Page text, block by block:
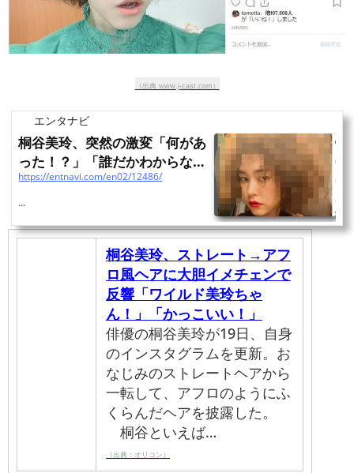
（出典 www.j-cast.com）
エンタナビ
桐谷美玲、突然の激変「何があ
った！？」「誰だかわからな
い」「早く元に戻ってほ...
https://entnavi.com/en02/12486/
...
桐谷美玲、ストレート→アフ
ロ風ヘアに大胆イメチェンで
反響「ワイルド美玲ちゃ
ん！」「かっこいい！」
俳優の桐谷美玲が19日、自身
のインスタグラムを更新。お
なじみのストレートヘアから
一転して、アフロのようにふ
くらんだヘアを披露した。
桐谷といえば…
（出典：オリコン）